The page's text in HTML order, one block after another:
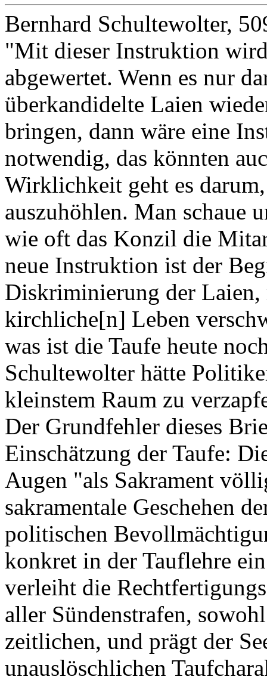
Bernhard Schultewolter,
"Mit dieser Instruktion
abgewertet. Wenn es nur
überkandidelte Laien
bringen, dann wäre eine
notwendig, das könnten
Wirklichkeit geht es
auszuhöhlen. Man schaue
wie oft das Konzil die
neue Instruktion ist der
Diskriminierung der Laien,
kirchliche[n] Leben
was ist die Taufe heute
Schultewolter hätte
kleinstem Raum zu
Der Grundfehler dieses
Einschätzung der Taufe:
Augen "als Sakrament
sakramentale Geschehen
politischen
konkret in der Tauflehre
verleiht die
aller Sündenstrafen,
zeitlichen, und prägt der
unauslöschlichen